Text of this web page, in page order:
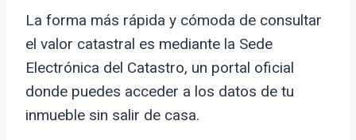
La forma más rápida y cómoda de consultar
el valor catastral es mediante la Sede
Electrónica del Catastro, un portal oficial
donde puedes acceder a los datos de tu
inmueble sin salir de casa.